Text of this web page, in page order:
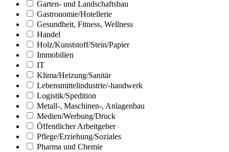
Garten- und Landschaftsbau
Gastronomie/Hotellerie
Gesundheit, Fitness, Wellness
Handel
Holz/Kunststoff/Stein/Papier
Immobilien
IT
Klima/Heizung/Sanitär
Lebensmittelindustrie/-handwerk
Logistik/Spedition
Metall-, Maschinen-, Anlagenbau
Medien/Werbung/Druck
Öffentlicher Arbeitgeber
Pflege/Erziehung/Soziales
Pharma und Chemie